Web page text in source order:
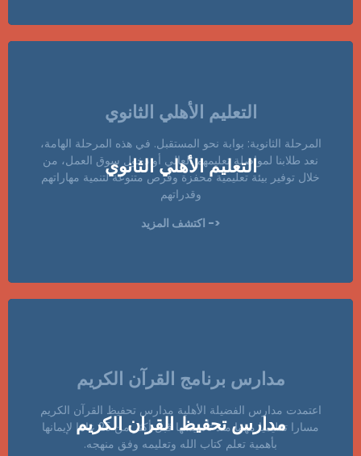
التعليم الأهلي الثانوي
التعليم الأهلي الثانوي
المرحلة الثانوية: بوابة نحو المستقبل. في هذه المرحلة الهامة،
نعد طلابنا لمواصلة تعليمهم العالي أو دخول سوق العمل، من
خلال توفير بيئة تعليمية محفزة وفرص متنوعة لتنمية مهاراتهم
وقدراتهم
<- اكتشف المزيد
مدارس تحفيظ القران الكريم
مدارس برنامج القرآن الكريم
اعتمدت مدارس الفضيلة الأهلية مدارس تحفيظ القرآن الكريم
مسارا تعليميا مهما منذ تأسيسها قبل أكثر من 25 عاما لإيمانها
بأهمية تعلم كتاب الله وتعليمه وفق منهجه.